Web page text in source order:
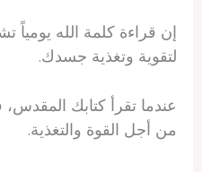
إن قراءة كلمة الله
لتقوية وتغذية جسدك.
عندما تقرأ كتابك
من أجل القوة والتغذية.